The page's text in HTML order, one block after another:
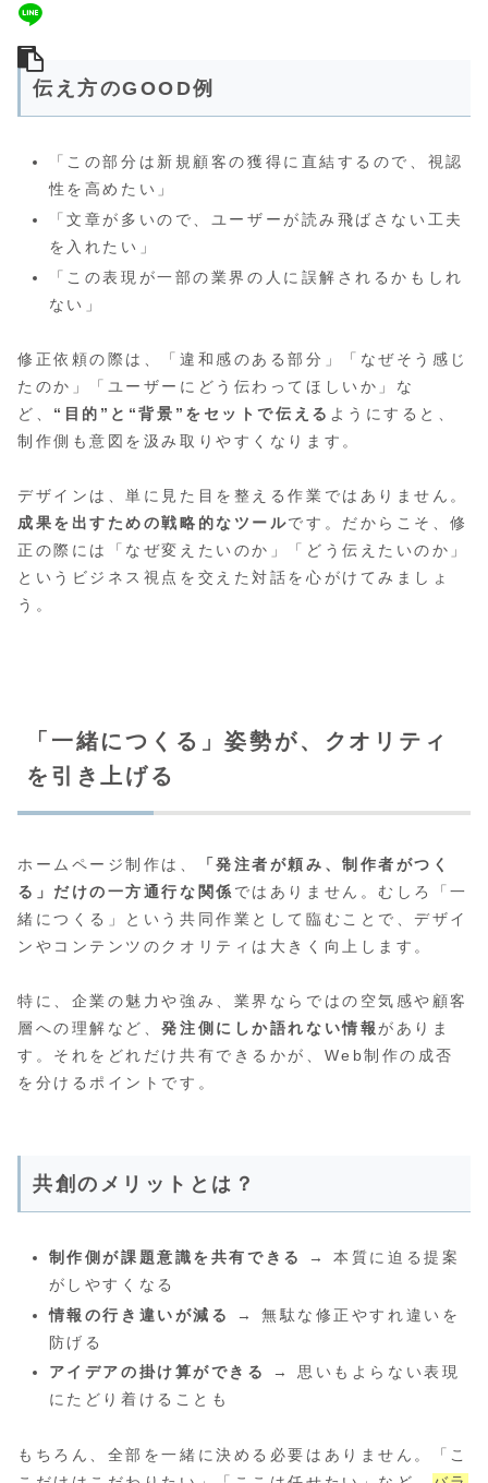
伝え方のGOOD例
「この部分は新規顧客の獲得に直結するので、視認
性を高めたい」
「文章が多いので、ユーザーが読み飛ばさない工夫
を入れたい」
「この表現が一部の業界の人に誤解されるかもしれ
ない」
修正依頼の際は、「違和感のある部分」「なぜそう感じ
たのか」「ユーザーにどう伝わってほしいか」な
ど、 “目的”と“背景”をセットで伝える ようにすると、
制作側も意図を汲み取りやすくなります。
デザインは、単に見た目を整える作業ではありません。
成果を出すための戦略的なツールです。だからこそ、修
正の際には「なぜ変えたいのか」「どう伝えたいのか」
というビジネス視点を交えた対話を心がけてみましょ
う。
「一緒につくる」姿勢が、クオリティ
を引き上げる
ホームページ制作は、
「発注者が頼み、制作者がつく
る」だけの一方通行な関係 ではありません。むしろ「一
緒につくる」という共同作業として臨むことで、デザイ
ンやコンテンツのクオリティは大きく向上します。
特に、企業の魅力や強み、業界ならではの空気感や顧客
層への理解など、発注側にしか語れない情報 がありま
す。それをどれだけ共有できるかが、Web制作の成否
を分けるポイントです。
共創のメリットとは？
制作側が課題意識を共有できる
→ 本質に迫る提案
がしやすくなる
情報の行き違いが減る
→ 無駄な修正やすれ違いを
防げる
アイデアの掛け算ができる
→ 思いもよらない表現
にたどり着けることも
もちろん、全部を一緒に決める必要はありません。「こ